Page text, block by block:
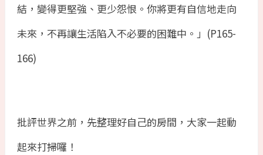
結，變得更堅強、更少怨恨。你將更有自信地走向
未來，不再讓生活陷入不必要的困難中。」 (P165-
166)
批評世界之前，先整理好自己的房間，大家一起動
起來打掃囉！